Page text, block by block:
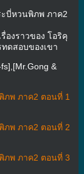
ะบี่หวนพิภพ ภาค2
องราวของ โอริคุ
ดสอบของเขา
&
ภพ ภาค2 ตอนที่ 1
ภพ ภาค2 ตอนที่ 2
ภพ ภาค2 ตอนที่ 3